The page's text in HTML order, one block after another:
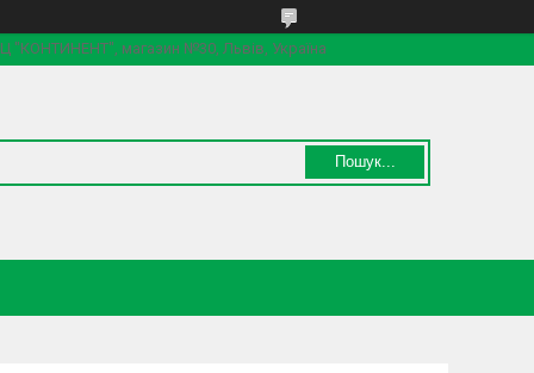
"КОНТИНЕНТ", магазин №30, Львів, Україна
Пошук...